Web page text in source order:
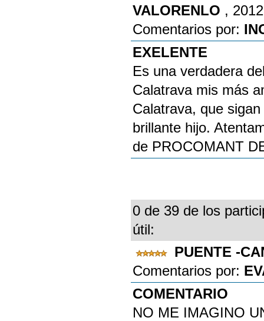
VALORENLO ,
Comentarios por:
EXELENTE
Es una verdadera
Calatrava mis más
Calatrava, que
brillante hijo.
de PROCOMANT
0 de 39 de los
útil:
PUENTE -
Comentarios por:
COMENTARIO
NO ME IMAGINO